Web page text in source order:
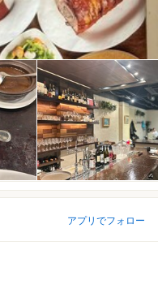
アプリでフォロー